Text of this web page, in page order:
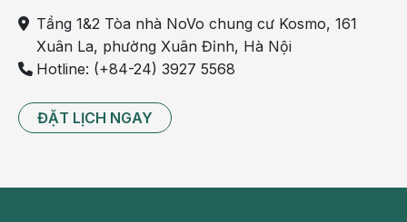
phức tạp, nên bệnh nhân có thể xuất viện ngay sau
đó. Bệnh nhân cũng sẽ được gây tê/ gây mê nên sẽ
không cảm thấy đau trong suốt quá trình nội soi.
Tuy nhiên, bệnh nhân cần lưu ý những điều sau:
thuốc gây loãng máu.
Tầng 1&2 Tòa nhà NoVo chung cư Kosmo, 161
Xuân La, phường Xuân Đỉnh, Hà Nội
Hotline: (+84-24) 3927 5568
ĐẶT LỊCH NGAY